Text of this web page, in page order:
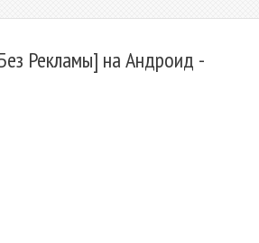
Рекламы] на Андроид -